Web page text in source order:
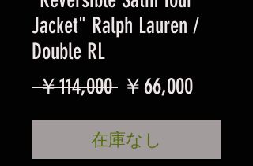
Jacket" Ralph Lauren /
Double RL
￥114,000 通
常
価
￥66,000セ
ー
在庫なし